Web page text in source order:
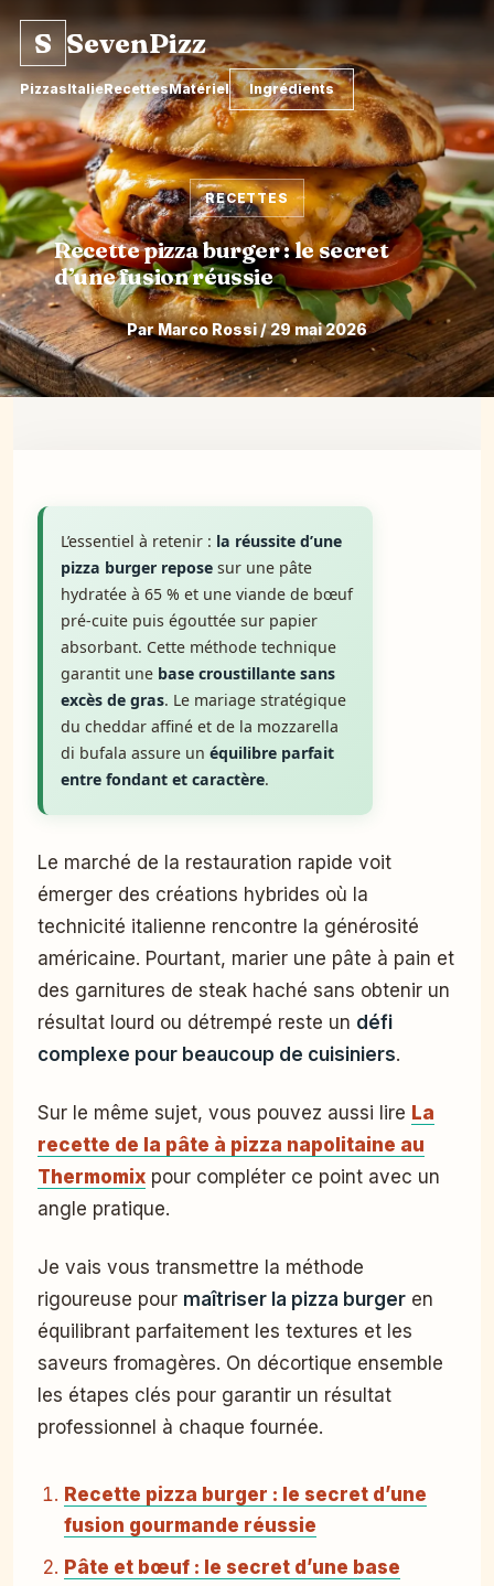
S SevenPizz
PizzasItalieRecettesMatériel Ingrédients
RECETTES
Recette pizza burger : le secret
d’une fusion réussie
Par Marco Rossi / 29 mai 2026
L’essentiel à retenir : la réussite d’une
pizza burger repose sur une pâte
hydratée à 65 % et une viande de bœuf
pré-cuite puis égouttée sur papier
absorbant. Cette méthode technique
garantit une base croustillante sans
excès de gras. Le mariage stratégique
du cheddar affiné et de la mozzarella
di bufala assure un équilibre parfait
entre fondant et caractère.
Le marché de la restauration rapide voit
émerger des créations hybrides où la
technicité italienne rencontre la générosité
américaine. Pourtant, marier une pâte à pain et
des garnitures de steak haché sans obtenir un
résultat lourd ou détrempé reste un défi
complexe pour beaucoup de cuisiniers.
Sur le même sujet, vous pouvez aussi lire La
recette de la pâte à pizza napolitaine au
Thermomix pour compléter ce point avec un
angle pratique.
Je vais vous transmettre la méthode
rigoureuse pour maîtriser la pizza burger en
équilibrant parfaitement les textures et les
saveurs fromagères. On décortique ensemble
les étapes clés pour garantir un résultat
professionnel à chaque fournée.
Recette pizza burger : le secret d’une
fusion gourmande réussie
Pâte et bœuf : le secret d’une base